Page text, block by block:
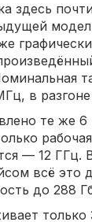
здесь
в
те же
— 12 ГГц.
всё это
до 288
только